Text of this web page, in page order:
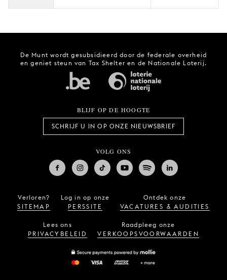
De Munt wordt gesubsidieerd door de federale overheid
en geniet steun van Tax Shelter en de Nationale Loterij.
BLIJF OP DE HOOGTE
SCHRIJF U IN OP ONZE NIEUWSBRIEF
VOLG ONS
Verloren?
SITEMAP
Log in op onze
PERSSITE
Ontdek onze
VACATURES & AUDITIES
Lees ons
PRIVACYBELEID
Raadpleeg onze
VERKOOPSVOORWAARDEN